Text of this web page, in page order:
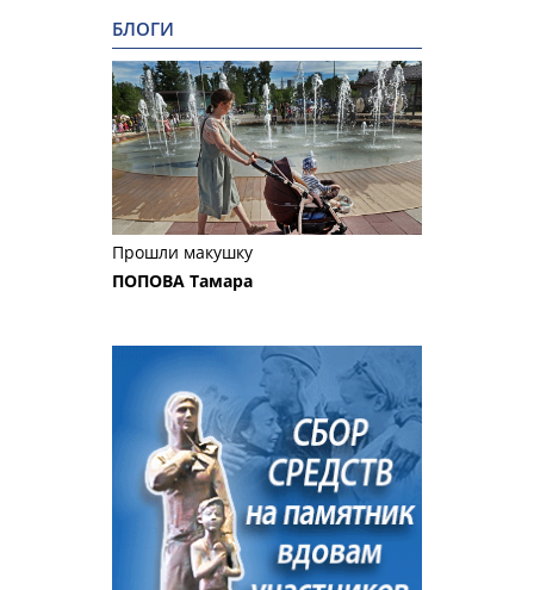
БЛОГИ
Прошли макушку
ПОПОВА Тамара